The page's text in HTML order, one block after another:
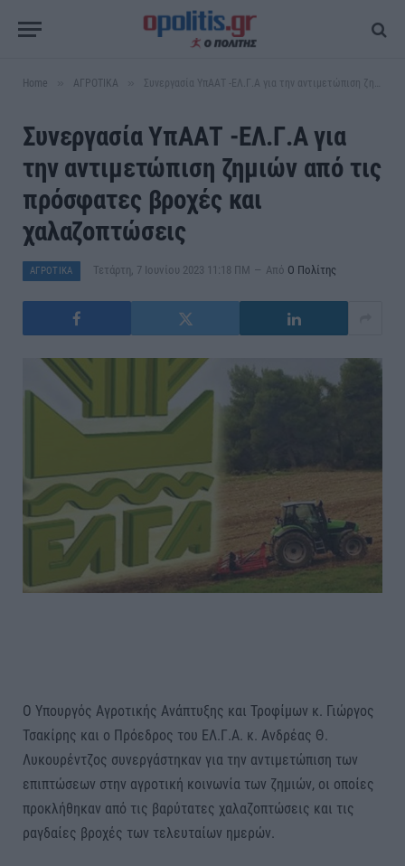
Home ΑΓΡΟΤΙΚΑ Συνεργασία ΥπΑΑΤ -ΕΛ.Γ.Α για την αντιμετώπιση ζημιών από τις πρόσφατες βροχές και χαλαζοπτώσεις
Συνεργασία ΥπΑΑΤ -ΕΛ.Γ.Α για
την αντιμετώπιση ζημιών από τις
πρόσφατες βροχές και
χαλαζοπτώσεις
ΑΓΡΟΤΙΚΑ Τετάρτη, 7 Ιουνίου 2023 11:18 ΠΜ Από Ο Πολίτης
Ο Υπουργός Αγροτικής Ανάπτυξης και Τροφίμων κ. Γιώργος
Τσακίρης και ο Πρόεδρος του ΕΛ.Γ.Α. κ. Ανδρέας Θ.
Λυκουρέντζος συνεργάστηκαν για την αντιμετώπιση των
επιπτώσεων στην αγροτική κοινωνία των ζημιών, οι οποίες
προκλήθηκαν από τις βαρύτατες χαλαζοπτώσεις και τις
ραγδαίες βροχές των τελευταίων ημερών.